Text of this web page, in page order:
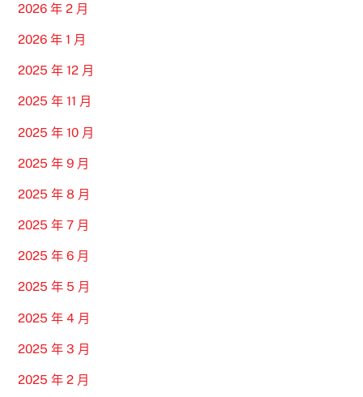
2026 年 2 月
2026 年 1 月
2025 年 12 月
2025 年 11 月
2025 年 10 月
2025 年 9 月
2025 年 8 月
2025 年 7 月
2025 年 6 月
2025 年 5 月
2025 年 4 月
2025 年 3 月
2025 年 2 月